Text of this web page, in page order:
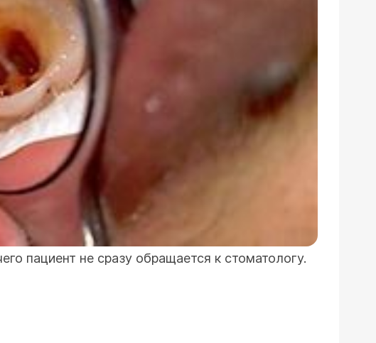
пациент не сразу обращается к стоматологу.